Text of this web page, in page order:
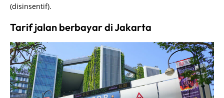
(disinsentif).
Tarif jalan berbayar di Jakarta